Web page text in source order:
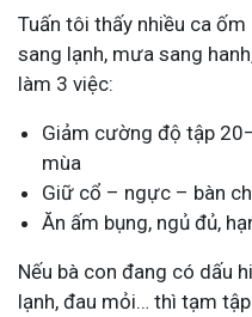
Tuấn tôi thấy nhiều ca
sang lạnh, mưa sang
làm 3 việc:
Giảm cường độ tập
mùa
Giữ cổ – ngực – bàn
Ăn ấm bụng, ngủ đủ,
Nếu bà con đang có dấu
lạnh, đau mỏi… thì tạm